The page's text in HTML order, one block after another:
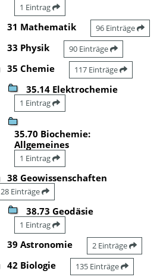
1 Eintrag
31 Mathematik 96 Einträge
33 Physik 90 Einträge
35 Chemie 117 Einträge
35.14 Elektrochemie
1 Eintrag
35.70 Biochemie:
Allgemeines
1 Eintrag
38 Geowissenschaften
28 Einträge
38.73 Geodäsie
1 Eintrag
39 Astronomie 2 Einträge
42 Biologie 135 Einträge